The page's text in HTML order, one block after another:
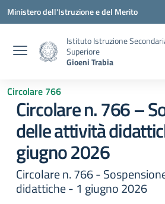
Vai ai contenuti
Vai al menu di navigazione
Vai al footer
Ministero dell'Istruzione e del Merito
Istituto Istruzione
Superiore
Gioeni Trabia
Circolare 766
Circolare n. 766 –
delle attività
giugno 2026
Circolare n. 766 -
didattiche - 1 giugno 2026